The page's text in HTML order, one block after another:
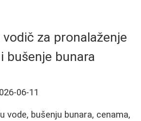
za pronalaženje
bušenje bunara
06-11
vode, bušenju bunara, cenama,